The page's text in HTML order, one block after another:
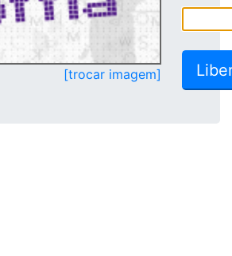
[trocar imagem]